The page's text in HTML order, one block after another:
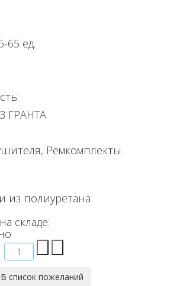
65 ед.
ГРАНТА
Ремкомплекты
из полиуретана
складе: